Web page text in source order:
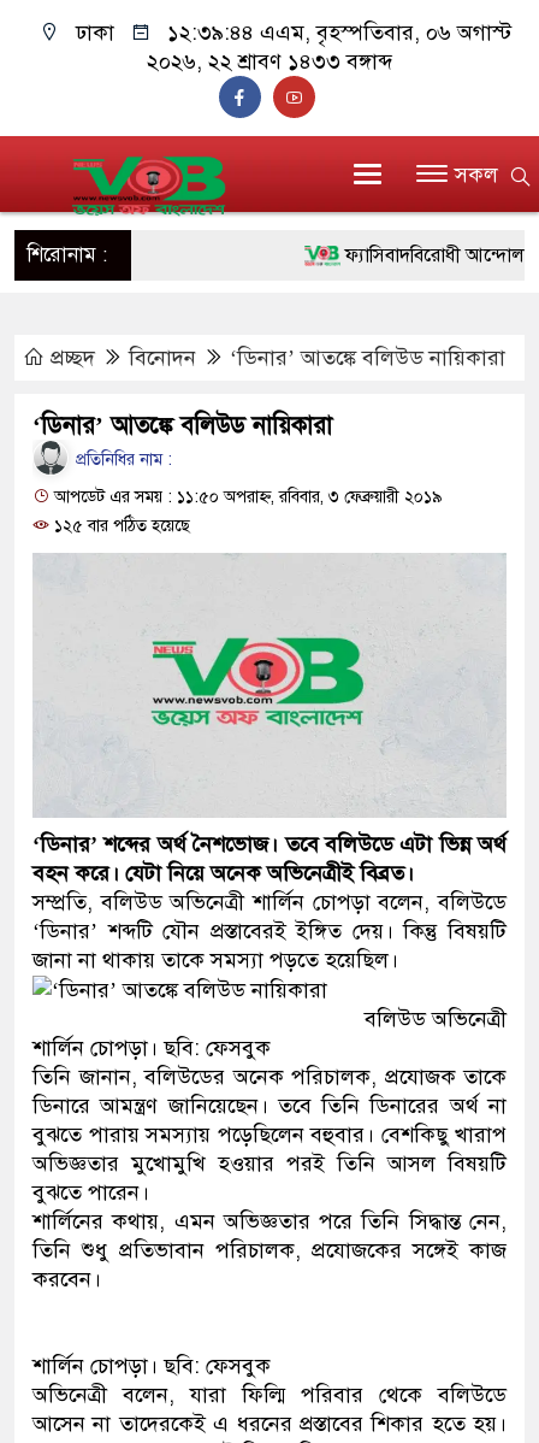
ঢাকা ১২:৩৯:৪৪ এএম, বৃহস্পতিবার, ০৬ অগাস্ট
২০২৬, ২২ শ্রাবণ ১৪৩৩ বঙ্গাব্দ
সকল
শিরোনাম : ফ্যাসিবাদবিরোধী আন্দোলনে
মাননীয় প্রধানমন্ত্রী, মন্ত্রীবর্গ
সিল-স্বাক্ষর জালিয়াতি চক্রের পাঁচ
জনগণ পরিবর্তন চেয়েছে
প্রধানমন্ত্রী
মিরপুর মডেল থানার
মাদক কারবারি গ্রেফতার
২৮ লাখ টাকার জাল নোটসহ
যেকোনো সময় বেনজীরের
নেতৃত্ব ও গণতন্ত্রের মূর্তমান
যে ভাবে ডেভিড ইমনের কাছে
‘আজহার খান’
অবৈধ বিদেশি পিস্তল,
জড়িত কিশোর গ্যাংয়ের চার শিশু
ডাকাতির প্রস্তুতিকালে
থানা পুলিশ
প্রচ্ছদ বিনোদন ‘ডিনার’ আতঙ্কে বলিউড নায়িকারা
‘ডিনার’ আতঙ্কে বলিউড নায়িকারা
প্রতিনিধির নাম :
আপডেট এর সময় : ১১:৫০ অপরাহ্ন, রবিবার, ৩ ফেব্রুয়ারী ২০১৯
১২৫ বার পঠিত হয়েছে
‘ডিনার’ শব্দের অর্থ নৈশভোজ। তবে বলিউডে এটা ভিন্ন অর্থ
বহন করে। যেটা নিয়ে অনেক অভিনেত্রীই বিব্রত।
সম্প্রতি, বলিউড অভিনেত্রী শার্লিন চোপড়া বলেন, বলিউডে
‘ডিনার’ শব্দটি যৌন প্রস্তাবেরই ইঙ্গিত দেয়। কিন্তু বিষয়টি
জানা না থাকায় তাকে সমস্যা পড়তে হয়েছিল।
বলিউড অভিনেত্রী
শার্লিন চোপড়া। ছবি: ফেসবুক
তিনি জানান, বলিউডের অনেক পরিচালক, প্রযোজক তাকে
ডিনারে আমন্ত্রণ জানিয়েছেন। তবে তিনি ডিনারের অর্থ না
বুঝতে পারায় সমস্যায় পড়েছিলেন বহুবার। বেশকিছু খারাপ
অভিজ্ঞতার মুখোমুখি হওয়ার পরই তিনি আসল বিষয়টি
বুঝতে পারেন।
শার্লিনের কথায়, এমন অভিজ্ঞতার পরে তিনি সিদ্ধান্ত নেন,
তিনি শুধু প্রতিভাবান পরিচালক, প্রযোজকের সঙ্গেই কাজ
করবেন।
শার্লিন চোপড়া। ছবি: ফেসবুক
অভিনেত্রী বলেন, যারা ফিল্মি পরিবার থেকে বলিউডে
আসেন না তাদেরকেই এ ধরনের প্রস্তাবের শিকার হতে হয়।